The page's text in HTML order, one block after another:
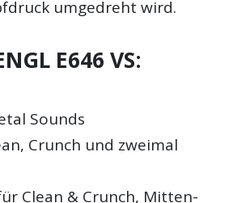
umgedreht wird.
E646 VS:
Sounds
Crunch und zweimal
Clean & Crunch, Mitten-